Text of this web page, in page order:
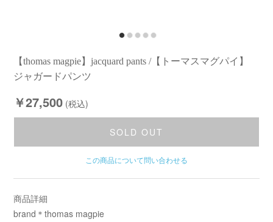
【thomas magpie】jacquard pants /【トーマスマグパイ】
ジャガードパンツ
￥27,500 (税込)
SOLD OUT
この商品について問い合わせる
商品詳細
brand＊thomas magpie